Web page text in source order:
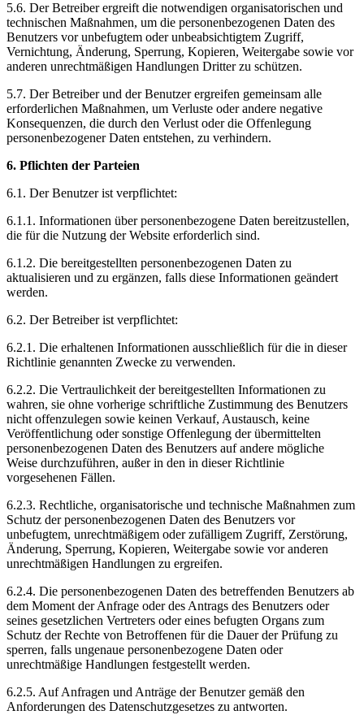
5.6. Der Betreiber ergreift die notwendigen organisatorischen und
technischen Maßnahmen, um die personenbezogenen Daten des
Benutzers vor unbefugtem oder unbeabsichtigtem Zugriff,
Vernichtung, Änderung, Sperrung, Kopieren, Weitergabe sowie vor
anderen unrechtmäßigen Handlungen Dritter zu schützen.
5.7. Der Betreiber und der Benutzer ergreifen gemeinsam alle
erforderlichen Maßnahmen, um Verluste oder andere negative
Konsequenzen, die durch den Verlust oder die Offenlegung
personenbezogener Daten entstehen, zu verhindern.
6. Pflichten der Parteien
6.1. Der Benutzer ist verpflichtet:
6.1.1. Informationen über personenbezogene Daten bereitzustellen,
die für die Nutzung der Website erforderlich sind.
6.1.2. Die bereitgestellten personenbezogenen Daten zu
aktualisieren und zu ergänzen, falls diese Informationen geändert
werden.
6.2. Der Betreiber ist verpflichtet:
6.2.1. Die erhaltenen Informationen ausschließlich für die in dieser
Richtlinie genannten Zwecke zu verwenden.
6.2.2. Die Vertraulichkeit der bereitgestellten Informationen zu
wahren, sie ohne vorherige schriftliche Zustimmung des Benutzers
nicht offenzulegen sowie keinen Verkauf, Austausch, keine
Veröffentlichung oder sonstige Offenlegung der übermittelten
personenbezogenen Daten des Benutzers auf andere mögliche
Weise durchzuführen, außer in den in dieser Richtlinie
vorgesehenen Fällen.
6.2.3. Rechtliche, organisatorische und technische Maßnahmen zum
Schutz der personenbezogenen Daten des Benutzers vor
unbefugtem, unrechtmäßigem oder zufälligem Zugriff, Zerstörung,
Änderung, Sperrung, Kopieren, Weitergabe sowie vor anderen
unrechtmäßigen Handlungen zu ergreifen.
6.2.4. Die personenbezogenen Daten des betreffenden Benutzers ab
dem Moment der Anfrage oder des Antrags des Benutzers oder
seines gesetzlichen Vertreters oder eines befugten Organs zum
Schutz der Rechte von Betroffenen für die Dauer der Prüfung zu
sperren, falls ungenaue personenbezogene Daten oder
unrechtmäßige Handlungen festgestellt werden.
6.2.5. Auf Anfragen und Anträge der Benutzer gemäß den
Anforderungen des Datenschutzgesetzes zu antworten.